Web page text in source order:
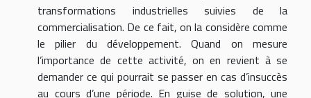
transformations industrielles suivies de la
commercialisation. De ce fait, on la considère comme
le pilier du développement. Quand on mesure
l’importance de cette activité, on en revient à se
demander ce qui pourrait se passer en cas d’insuccès
au cours d’une période. En guise de solution, une